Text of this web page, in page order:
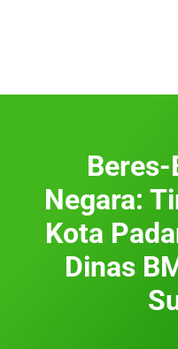
Negara:
Kota
Dinas